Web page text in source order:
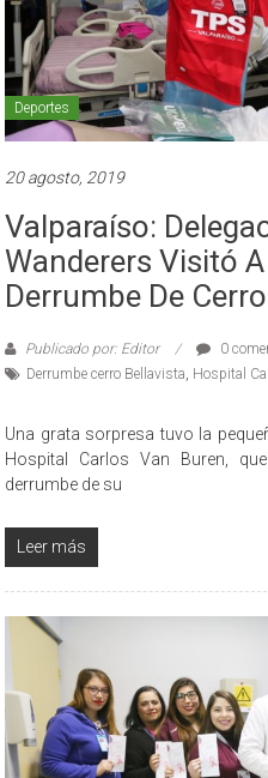
Deportes
20 agosto, 2019
Valparaíso:
Wanderers Visitó
Derrumbe De
Publicado por: Editor
0
Derrumbe cerro Bellavista Hospital
Una grata sorpresa tuvo la
Hospital Carlos Van Buren,
derrumbe de su
Leer más